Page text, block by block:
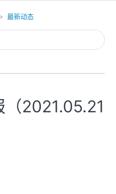
最新动态
2021.05.21